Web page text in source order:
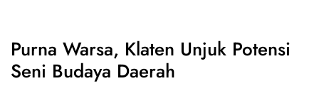
Purna Warsa, Klaten Unjuk Potensi
Seni Budaya Daerah